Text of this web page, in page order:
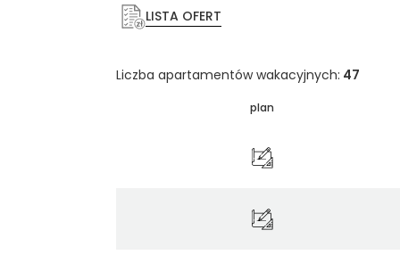
LISTA OFERT
Liczba apartamentów wakacyjnych: 47
plan